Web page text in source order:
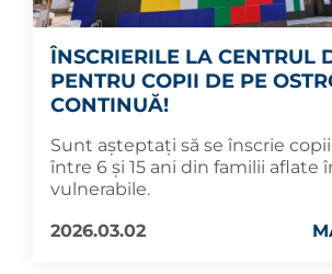
ÎNSCRIERILE LA CENTRUL
PENTRU COPII DE PE
CONTINUĂ!
Sunt așteptați să se înscrie
între 6 și 15 ani din familii aflate
vulnerabile.
2026.03.02